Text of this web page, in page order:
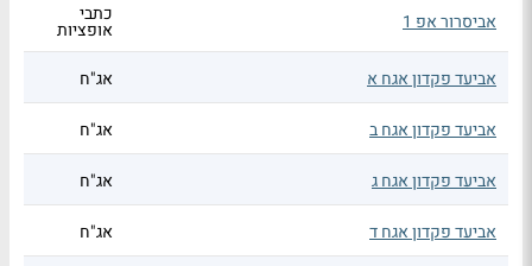
אביסרור אפ 1 כתבי
אופציות
אביעד פקדון אגח א
אג"ח
אביעד פקדון אגח ב אג"ח
אביעד פקדון אגח ג אג"ח
אביעד פקדון אגח ד אג"ח